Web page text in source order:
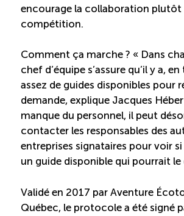
Facebook
LinkedInVimeo
encourage la collaboration plutôt
compétition.
Comment ça marche ? « Dans
chef d’équipe s’assure qu’il y a,
assez de guides disponibles pour
demande, explique Jacques
manque du personnel, il peut
contacter les responsables des
entreprises signataires pour voir si
un guide disponible qui pourrait le
Validé en 2017 par Aventure
Québec, le protocole a été signé